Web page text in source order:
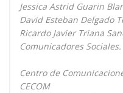
Jessica Astrid Guarin
David Esteban Delgado
Ricardo Javier Triana
Comunicadores Sociales.
Centro de
CECOM